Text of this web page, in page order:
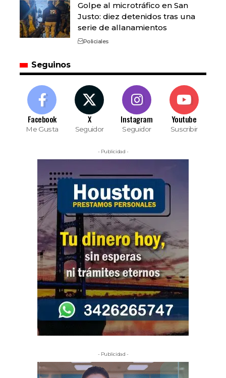
Golpe al microtráfico en San
Justo: diez detenidos tras una
serie de allanamientos
Policiales
Seguinos
Facebook
Me Gusta
X
Seguidor
Instagram
Seguidor
Youtube
Suscribir
- Publicidad -
- Publicidad -